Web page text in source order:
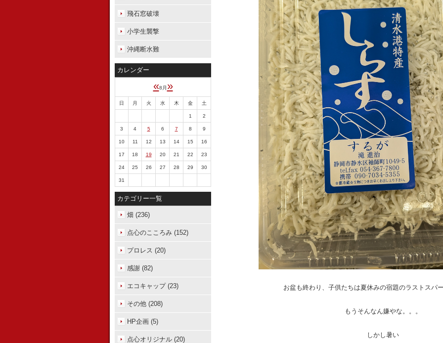
お盆も終わり、子供たちは夏休みの宿題のラストスパ
もうそんなん嫌やな。。。
しかし暑い
飛石窓破壊
小学生襲撃
沖縄断水難
カレンダー
«8月 »
日 月 火 水 木 金 土
1 2
3 4 5 6 7 8 9
10 11 12 13 14 15 16
17 18 19 20 21 22 23
24 25 26 27 28 29 30
31
カテゴリー一覧
畑 (236)
点心のこころみ (152)
プロレス (20)
感謝 (82)
エコキャップ (23)
その他 (208)
HP企画 (5)
点心オリジナル (20)